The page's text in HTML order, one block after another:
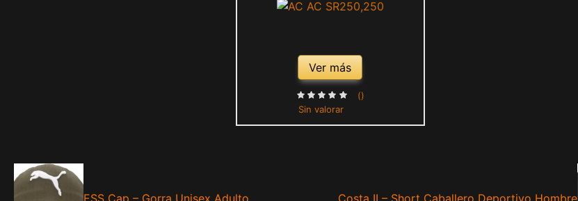
Ver más
Sin valorar
()
ESS Cap – Gorra Unisex Adulto Costa II – Short Caballero Deportivo Hombre